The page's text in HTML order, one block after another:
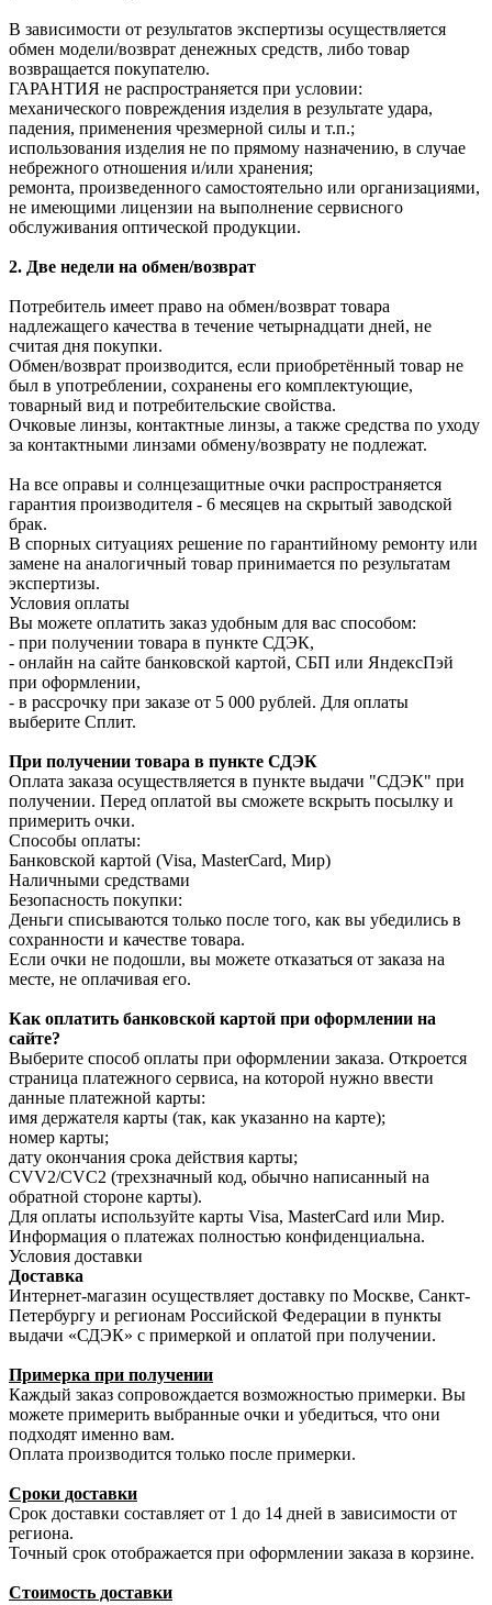
В зависимости от результатов экспертизы осуществляется
обмен модели/возврат денежных средств, либо товар
возвращается покупателю.
ГАРАНТИЯ не распространяется при условии:
механического повреждения изделия в результате удара,
падения, применения чрезмерной силы и т.п.;
использования изделия не по прямому назначению, в случае
небрежного отношения и/или хранения;
ремонта, произведенного самостоятельно или организациями,
не имеющими лицензии на выполнение сервисного
обслуживания оптической продукции.
2. Две недели на обмен/возврат
Потребитель имеет право на обмен/возврат товара
надлежащего качества в течение четырнадцати дней, не
считая дня покупки.
Обмен/возврат производится, если приобретённый товар не
был в употреблении, сохранены его комплектующие,
товарный вид и потребительские свойства.
Очковые линзы, контактные линзы, а также средства по уходу
за контактными линзами обмену/возврату не подлежат.
На все оправы и солнцезащитные очки распространяется
гарантия производителя - 6 месяцев на скрытый заводской
брак.
В спорных ситуациях решение по гарантийному ремонту или
замене на аналогичный товар принимается по результатам
экспертизы.
Условия оплаты
Вы можете оплатить заказ удобным для вас способом:
- при получении товара в пункте СДЭК,
- онлайн на сайте банковской картой, СБП или ЯндексПэй
при оформлении,
- в рассрочку при заказе от 5 000 рублей. Для оплаты
выберите Сплит.
При получении товара в пункте СДЭК
Оплата заказа осуществляется в пункте выдачи "СДЭК" при
получении. Перед оплатой вы сможете вскрыть посылку и
примерить очки.
Способы оплаты:
Банковской картой (Visa, MasterCard, Мир)
Наличными средствами
Безопасность покупки:
Деньги списываются только после того, как вы убедились в
сохранности и качестве товара.
Если очки не подошли, вы можете отказаться от заказа на
месте, не оплачивая его.
Как оплатить банковской картой при оформлении на
сайте?
Выберите способ оплаты при оформлении заказа. Откроется
страница платежного сервиса, на которой нужно ввести
данные платежной карты:
имя держателя карты (так, как указанно на карте);
номер карты;
дату окончания срока действия карты;
CVV2/CVC2 (трехзначный код, обычно написанный на
обратной стороне карты).
Для оплаты используйте карты Visa, MasterCard или Мир.
Информация о платежах полностью конфиденциальна.
Условия доставки
Доставка
Интернет-магазин осуществляет доставку по Москве, Санкт-
Петербургу и регионам Российской Федерации в пункты
выдачи «СДЭК» с примеркой и оплатой при получении.
Примерка при получении
Каждый заказ сопровождается возможностью примерки. Вы
можете примерить выбранные очки и убедиться, что они
подходят именно вам.
Оплата производится только после примерки.
Сроки доставки
Срок доставки составляет от 1 до 14 дней в зависимости от
региона.
Точный срок отображается при оформлении заказа в корзине.
Стоимость доставки